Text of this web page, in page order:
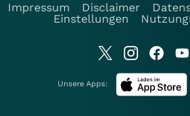
Impressum
Disclaimer
Einstellungen
Unsere Apps: